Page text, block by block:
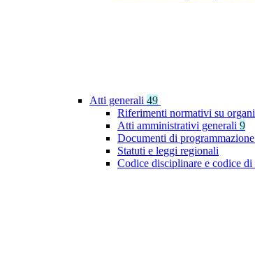
Atti generali 49
Riferimenti normativi su
Atti amministrativi generali 9
Documenti di
Statuti e leggi regionali
Codice disciplinare e codice di